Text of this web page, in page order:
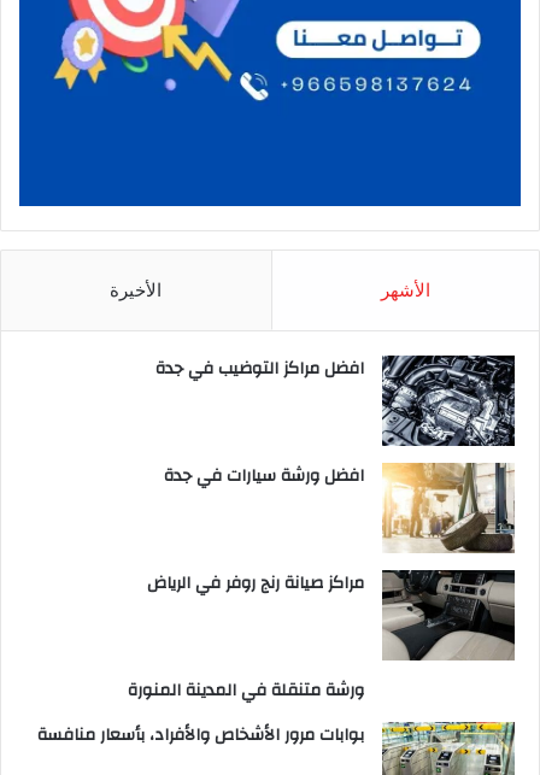
الأشهر الأخيرة
افضل مراكز التوضيب في جدة
افضل ورشة سيارات في جدة
مراكز صيانة رنج روفر في الرياض
ورشة متنقلة في المدينة المنورة
بوابات مرور الأشخاص والأفراد، بأسعار منافسة